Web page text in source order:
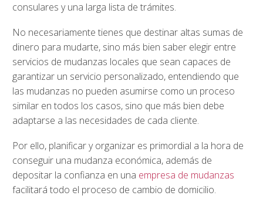
consulares y una larga lista de trámites.
No necesariamente tienes que destinar altas sumas de
dinero para mudarte, sino más bien saber elegir entre
servicios de mudanzas locales que sean capaces de
garantizar un servicio personalizado, entendiendo que
las mudanzas no pueden asumirse como un proceso
similar en todos los casos, sino que más bien debe
adaptarse a las necesidades de cada cliente.
Por ello, planificar y organizar es primordial a la hora de
conseguir una mudanza económica, además de
depositar la confianza en una empresa de mudanzas
facilitará todo el proceso de cambio de domicilio.